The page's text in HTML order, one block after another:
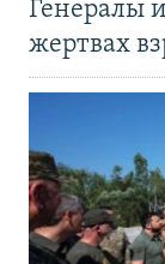
Генералы
жертвах